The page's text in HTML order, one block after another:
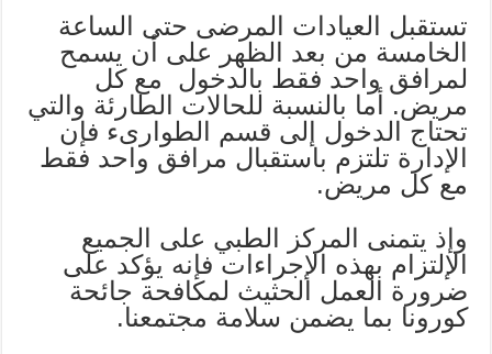
تستقبل العيادات المرضى حتى الساعة
الخامسة من بعد الظهر على أن يسمح
لمرافق واحد فقط بالدخول مع كل
مريض. أما بالنسبة للحالات الطارئة والتي
تحتاج الدخول إلى قسم الطوارىء فإن
الإدارة تلتزم باستقبال مرافق واحد فقط
مع كل مريض.
وإذ يتمنى المركز الطبي على الجميع
الإلتزام بهذه الإجراءات فإنه يؤكد على
ضرورة العمل الحثيث لمكافحة جائحة
كورونا بما يضمن سلامة مجتمعنا.